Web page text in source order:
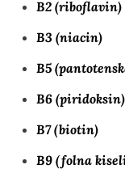
B2 (riboflavin)
B3 (niacin)
B5
B6 (piridoksin)
B7 (biotin)
B9 (folna